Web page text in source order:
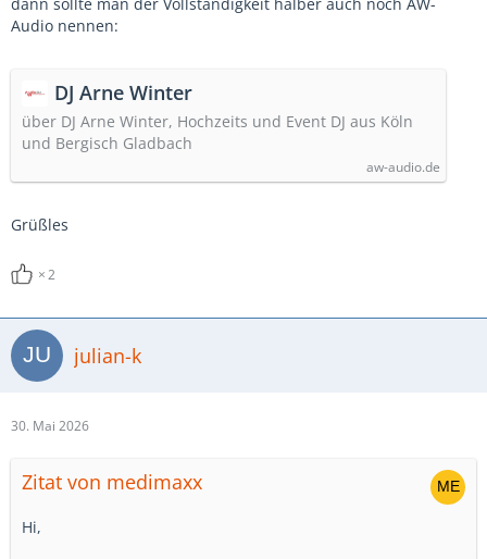
Audio nennen:
DJ Arne Winter
über DJ Arne Winter, Hochzeits und Event DJ aus Köln
und Bergisch Gladbach
aw-audio.de
Grüßles
2
julian-k
30. Mai 2026
Zitat von medimaxx
Hi,